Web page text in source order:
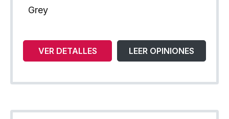
Grey
VER DETALLES LEER OPINIONES